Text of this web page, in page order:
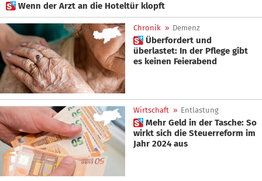
 Wenn der Arzt an die Hoteltür klopft
Chronik » Demenz
 Überfordert und
überlastet: In der Pflege gibt
es keinen Feierabend
Wirtschaft » Entlastung
 Mehr Geld in der Tasche: So
wirkt sich die Steuerreform im
Jahr 2024 aus